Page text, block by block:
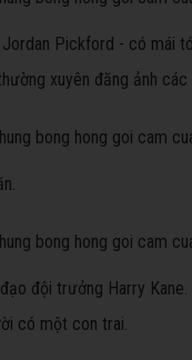
Pickford - có mái
xuyên đăng ảnh
đội trưởng Harry
có một con trai.